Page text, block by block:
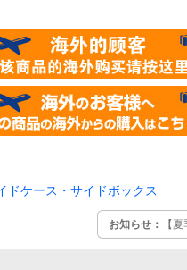
ドケース・サイドボックス
お知らせ：
【
ます。 夏季休